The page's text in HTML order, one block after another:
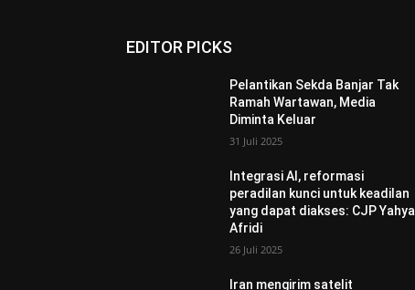
EDITOR PICKS
Pelantikan Sekda Banjar Tak
Ramah Wartawan, Media
Diminta Keluar
31 Juli 2025
Integrasi AI, reformasi
peradilan kunci untuk keadilan
yang dapat diakses: CJP Yahya
Afridi
26 Juli 2025
Iran mengirim satelit